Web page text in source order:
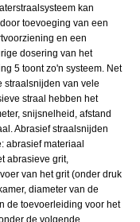
kan
toevoeging van een
en een
dosering van het
5 toont zo'n systeem. Net
straalsnijden van vele
straal hebben het
snijsnelheid, afstand
Abrasief straalsnijden
abrasief materiaal
abrasieve grit,
van het grit (onder druk
diameter van de
de toevoerleiding voor het